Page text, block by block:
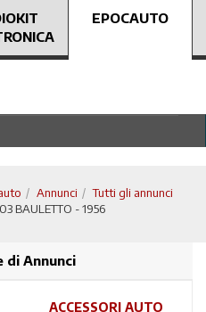
EPOCAUTO
Annunci
Tutti gli annunci
BAULETTO - 1956
di Annunci
ACCESSORI AUTO